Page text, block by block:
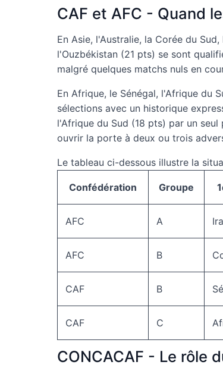
CAF et AFC - Quand
En Asie, l'Australie, la Corée du
l'Ouzbékistan (21 pts) se sont
malgré quelques matchs nuls en
En Afrique, le Sénégal, l'Afrique du
sélections avec un historique
l'Afrique du Sud (18 pts) par un
ouvrir la porte à deux ou trois
Le tableau ci-dessous illustre la
Confédération Groupe
AFC A
AFC B
CAF B
CAF C
CONCACAF - Le rôle